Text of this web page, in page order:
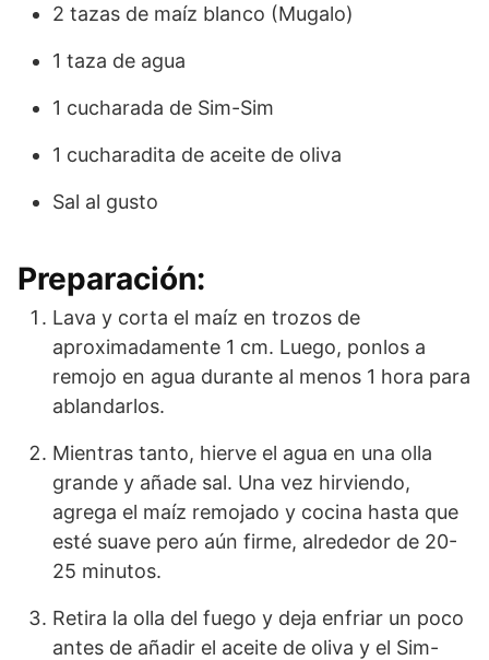
2 tazas de maíz blanco (Mugalo)
1 taza de agua
1 cucharada de Sim-Sim
1 cucharadita de aceite de oliva
Sal al gusto
Preparación:
Lava y corta el maíz en trozos de
aproximadamente 1 cm. Luego, ponlos a
remojo en agua durante al menos 1 hora para
ablandarlos.
Mientras tanto, hierve el agua en una olla
grande y añade sal. Una vez hirviendo,
agrega el maíz remojado y cocina hasta que
esté suave pero aún firme, alrededor de 20-
25 minutos.
Retira la olla del fuego y deja enfriar un poco
antes de añadir el aceite de oliva y el Sim-